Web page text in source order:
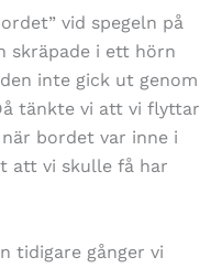
vid spegeln på
skräpade i ett hörn
inte gick ut genom
tänkte vi att vi flyttar
bordet var inne i
att vi skulle få har
tidigare gånger vi